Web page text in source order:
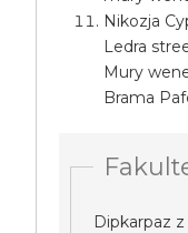
Nikozja
Ledra
Mury
Brama
Dipkarpaz